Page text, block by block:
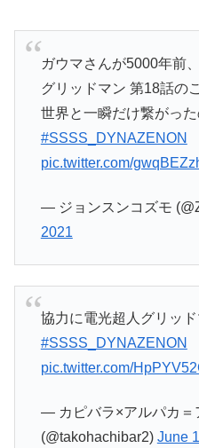
ガウマさんが5000年前
グリッドマン 第18話の
世界と一瞬だけ繋がった
#SSSS_DYNAZENON
pic.twitter.com/
— ジョンスンコズモ
2021
協力に電光超人グリッ
#SSSS_DYNAZENON
pic.twitter.com/
— カピバラ×アルパカ＝
(@takohachibar2) June